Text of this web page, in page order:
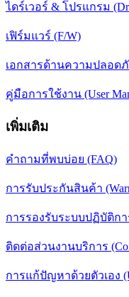
ไดร์เวอร์ & โปรแกรม
เฟิร์มแวร์ (F/W)
เอกสารด้านความปลอดภั
คู่มือการใช้งาน (User
เพิ่มเติม
คำถามที่พบบ่อย (FAQ)
การรับประกันสินค้า
การรองรับระบบปฏิบัติกา
ติดต่อส่วนงานบริการ
การแก้ปัญหาด้วยตัวเอง